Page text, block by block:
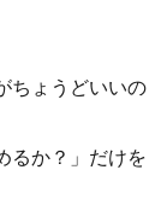
ちょうどいいの
るか？」だけを